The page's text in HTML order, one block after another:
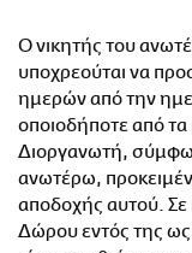
Ο νικητής του
υποχρεούται να
ημερών από την
οποιοδήποτε από τα
Διοργανωτή,
ανωτέρω,
αποδοχής αυτού. Σε
Δώρου εντός της ως